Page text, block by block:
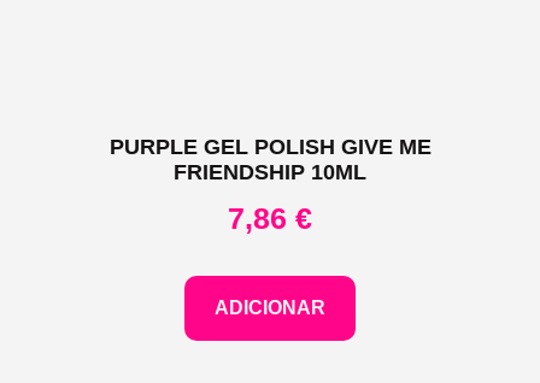
PURPLE GEL POLISH GIVE ME
FRIENDSHIP 10ML
7,86 €
ADICIONAR